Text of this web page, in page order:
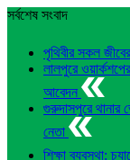
সর্বশেষ সংবাদ
পৃথিবীর সকল জীবের
লালপুরে
আবেদন
গুরুদাসপুরে থানার
নেতা
শিক্ষা ব্যবস্থা: